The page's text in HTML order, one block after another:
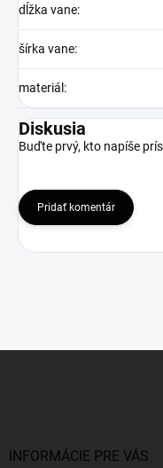
dĺžka vane:
šírka vane:
materiál :
Diskusia
Buďte prvý, kto napíše
Pridať komentár
INFORMÁCIE PRE VÁS